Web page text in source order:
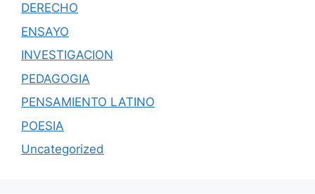
DERECHO
ENSAYO
INVESTIGACION
PEDAGOGIA
PENSAMIENTO LATINO
POESIA
Uncategorized